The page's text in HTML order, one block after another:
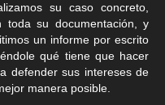
su caso concreto,
toda su documentación, y
un informe por escrito
qué tiene que hacer
defender sus intereses de
manera posible.